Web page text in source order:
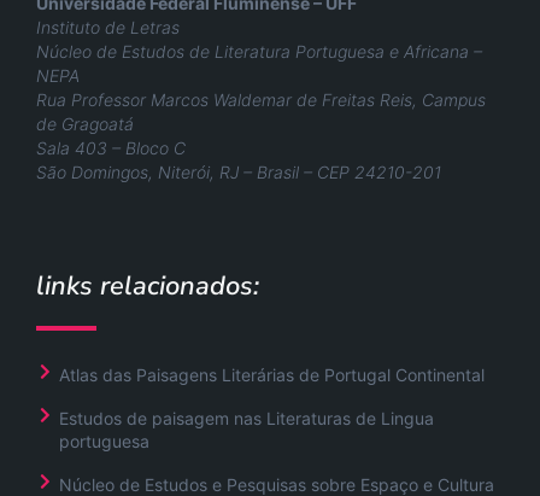
Instituto de Letras
Núcleo de Estudos de Literatura Portuguesa e Africana –
NEPA
Rua Professor Marcos Waldemar de Freitas Reis, Campus
de Gragoatá
Sala 403 – Bloco C
São Domingos, Niterói, RJ – Brasil – CEP 24210-201
links relacionados:
Atlas das Paisagens Literárias de Portugal Continental
Estudos de paisagem nas Literaturas de Lingua
portuguesa
Núcleo de Estudos e Pesquisas sobre Espaço e Cultura